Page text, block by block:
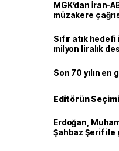
MGK’dan İran-
müzakere
Sıfır atık
milyon liralık
Son 70 yılın en
Editörün Seçimi
Erdoğan,
Şahbaz Şerif ile